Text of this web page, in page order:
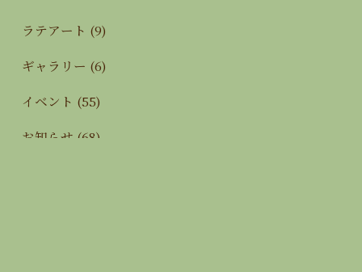
ラテアート (9)
ギャラリー (6)
イベント (55)
お知らせ (68)